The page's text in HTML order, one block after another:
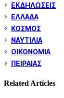
ΕΚΔΗΛΩΣΕΙΣ
ΕΛΛΑΔΑ
ΚΟΣΜΟΣ
ΝΑΥΤΙΛΙΑ
ΟΙΚΟΝΟΜΙΑ
ΠΕΙΡΑΙΑΣ
Related Articles